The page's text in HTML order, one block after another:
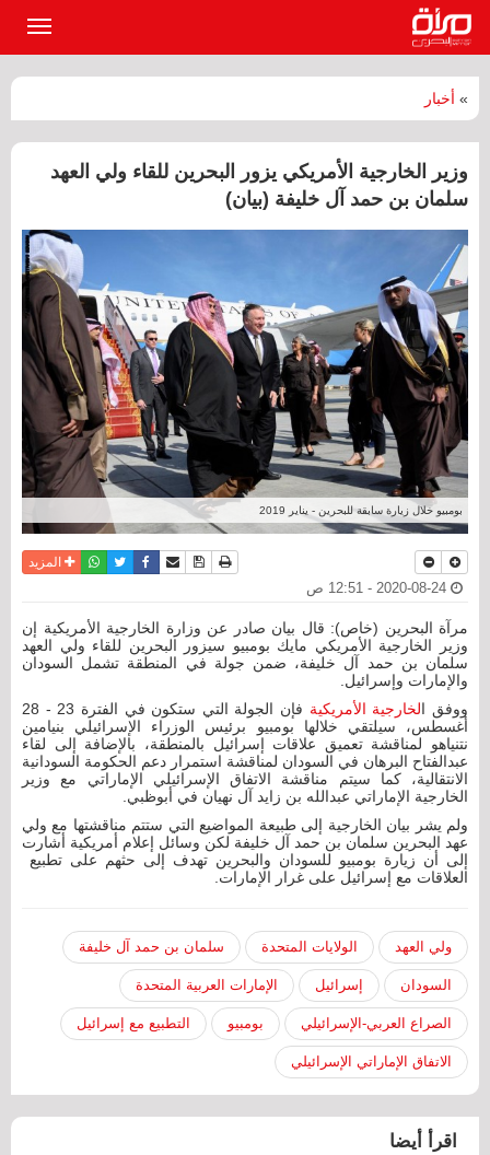
» أخبار
وزير الخارجية الأمريكي يزور البحرين للقاء ولي العهد
سلمان بن حمد آل خليفة (بيان)
بومبيو خلال زيارة سابقة للبحرين - يناير 2019
نسخة للطباعة
حفظ الموضوع
أرسل الى صديق
فيسبوكتويترواتسابالمزيد
مرآة البحرين (خاص): قال بيان صادر عن وزارة الخارجية الأمريكية إن
وزير الخارجية الأمريكي مايك بومبيو سيزور البحرين للقاء ولي العهد
سلمان بن حمد آل خليفة، ضمن جولة في المنطقة تشمل السودان
والإمارات وإسرائيل.
ووفق الخارجية الأمريكية
فإن الجولة التي ستكون في الفترة 23 - 28
أغسطس، سيلتقي خلالها بومبيو برئيس الوزراء الإسرائيلي بنيامين
نتنياهو لمناقشة تعميق علاقات إسرائيل بالمنطقة، بالإضافة إلى لقاء
عبدالفتاح البرهان في السودان لمناقشة استمرار دعم الحكومة السودانية
الانتقالية، كما سيتم مناقشة الاتفاق الإسرائيلي الإماراتي مع وزير
الخارجية الإماراتي عبدالله بن زايد آل نهيان في أبوظبي.
ولم يشر بيان الخارجية إلى طبيعة المواضيع التي ستتم مناقشتها مع ولي
عهد البحرين سلمان بن حمد آل خليفة لكن وسائل إعلام أمريكية أشارت
إلى أن زيارة بومبيو للسودان والبحرين تهدف إلى حثهم على تطبيع
العلاقات مع إسرائيل على غرار الإمارات.
ولي العهد الولايات المتحدة سلمان بن حمد آل خليفة
السودان إسرائيل الإمارات العربية المتحدة
الصراع العربي-الإسرائيلي بومبيو التطبيع مع إسرائيل
الاتفاق الإماراتي الإسرائيلي
اقرأ أيضا